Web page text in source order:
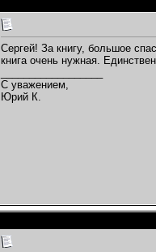
Сергей! За книгу, большое
книга очень нужная.
С уважением,
Юрий К.